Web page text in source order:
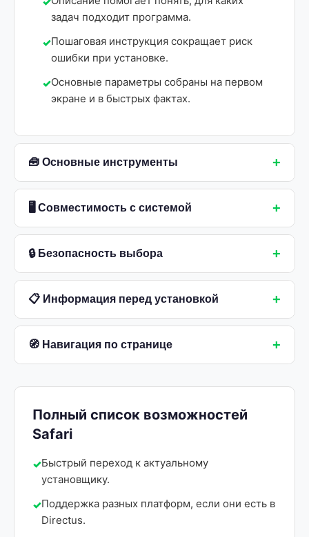
задач подходит программа.
Пошаговая инструкция сокращает риск
ошибки при установке.
Основные параметры собраны на первом
экране и в быстрых фактах.
🧰 Основные инструменты +
🖥 Совместимость с системой +
🔒 Безопасность выбора +
📋 Информация перед установкой +
🧭 Навигация по странице +
Полный список возможностей
Safari
Быстрый переход к актуальному
установщику.
Поддержка разных платформ, если они есть в
Directus.